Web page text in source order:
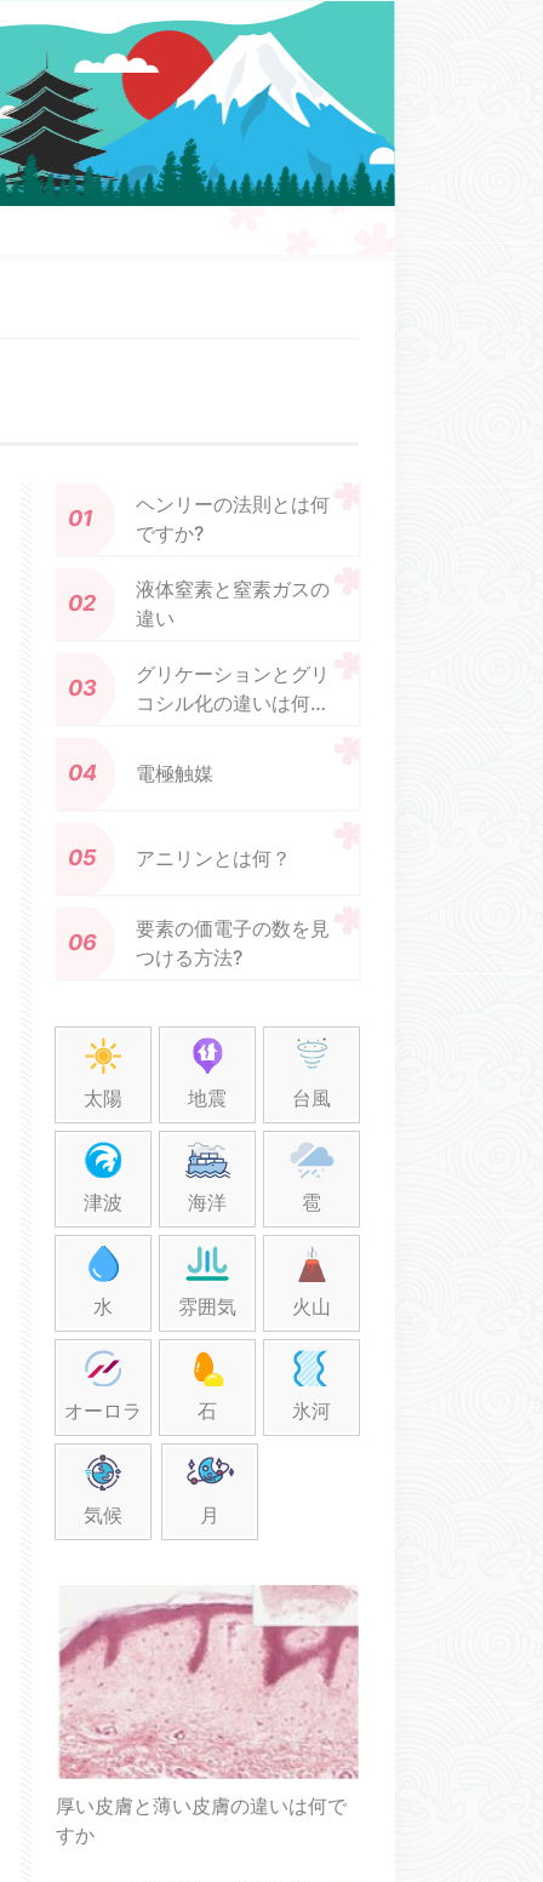
ヘンリーの法則とは何
ですか?
液体窒素と窒素ガスの
違い
グリケーションとグリ
コシル化の違いは何で
電極触媒
アニリンとは何？
要素の価電子の数を見
つける方法?
太陽 地震 台風
津波 海洋 雹
水 雰囲気 火山
オーロラ 石 氷河
気候 月
厚い皮膚と薄い皮膚の違いは何で
すか